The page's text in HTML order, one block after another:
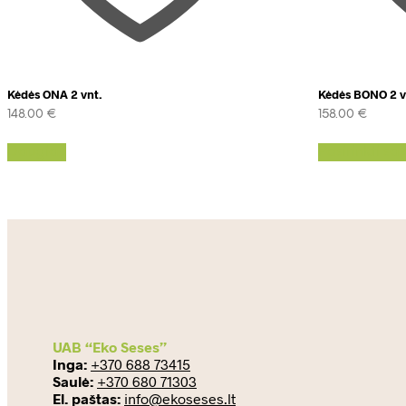
Kėdės ONA 2 vnt.
148.00 €
Kėdės BONO 2
158.00€
UAB “Eko Seses”
Inga: +370 688 73415
Saulė: +370 680 71303
El. paštas: info@ekoseses.lt